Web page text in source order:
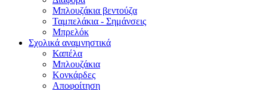
Μπλουζάκια βεντούζα
Ταμπελάκια - Σημάνσεις
Μπρελόκ
Σχολικά αναμνηστικά
Καπέλα
Μπλουζάκια
Κονκάρδες
Αποφοίτηση